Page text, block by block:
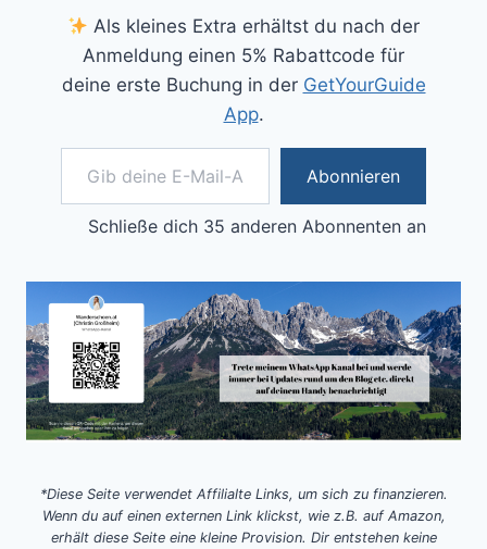
Als kleines Extra erhältst du nach der
Anmeldung einen 5% Rabattcode für
deine erste Buchung in der GetYourGuide
App.
Gib deine E-Mail-Adresse ein ...
Abonnieren
Schließe dich 35 anderen Abonnenten an
*Diese Seite verwendet Affilialte Links, um sich zu finanzieren.
Wenn du auf einen externen Link klickst, wie z.B. auf Amazon,
erhält diese Seite eine kleine Provision. Dir entstehen keine